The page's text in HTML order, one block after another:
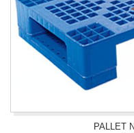
PALLET